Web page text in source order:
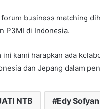
business matching
P3MI di Indonesia.
ini kami harapkan ada
dan Jepang dalam
NTB Edy Sofyan